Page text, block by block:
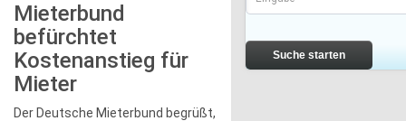
Mieterbund
befürchtet
Kostenanstieg für
Mieter
Der Deutsche Mieterbund begrüßt,
Suche starten